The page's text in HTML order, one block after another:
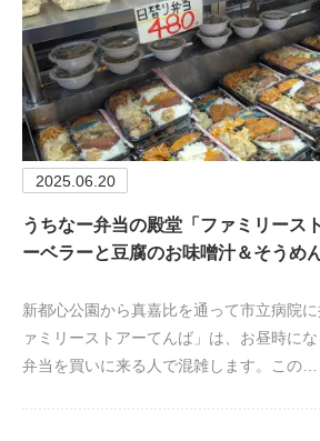
2025.06.20
うちなー弁当の殿堂「ファミリース
ーベラーと豆腐のお味噌汁＆そうめ
新都心公園から真嘉比を通って市立病院
ァミリーストアーてんば」は、お昼時に
弁当を買いに来る人で混雑します。この…